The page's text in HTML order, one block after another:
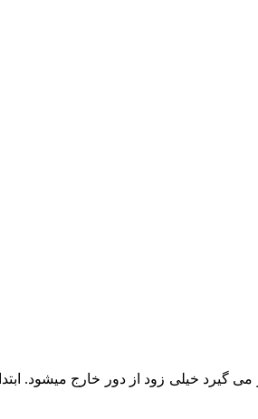
گیرد خیلی زود از دور خارج میشود. ابتدا